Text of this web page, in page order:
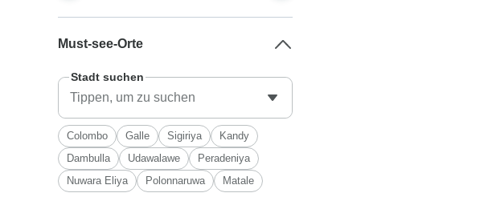
Must-see-Orte
Stadt suchen
Colombo Galle Sigiriya
Kandy
Dambulla
Udawalawe
Peradeniya
Nuwara Eliya
Polonnaruwa Matale